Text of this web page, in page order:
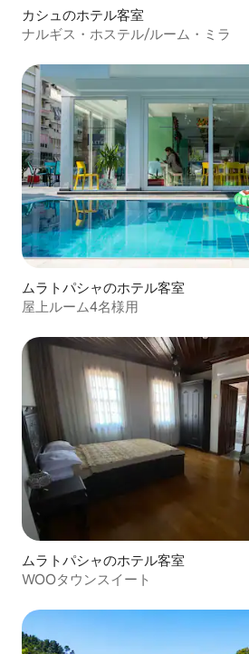
カシュのホテル客室
ナルギス・ホステル/ルーム・ミラ
ムラトパシャのホテル客室
屋上ルーム4名様用
ムラトパシャのホテル客室
WOOタウンスイート